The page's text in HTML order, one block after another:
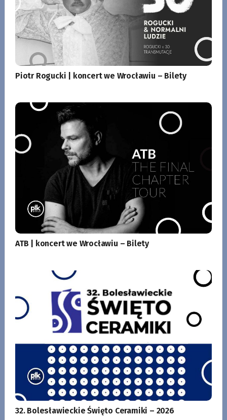
Piotr Rogucki | koncert we Wrocławiu – Bilety
ATB | koncert we Wrocławiu – Bilety
32. Bolesławieckie Święto Ceramiki – 2026